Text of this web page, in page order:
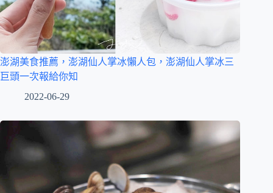
澎湖美食推薦，澎湖仙人掌冰懶人包，澎湖仙人掌冰三
巨頭一次報給你知
2022-06-29